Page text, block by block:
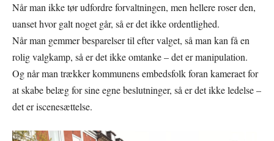
Når man ikke tør udfordre forvaltningen, men hellere roser den,
uanset hvor galt noget går, så er det ikke ordentlighed.
Når man gemmer besparelser til efter valget, så man kan få en
rolig valgkamp, så er det ikke omtanke – det er manipulation.
Og når man trækker kommunens embedsfolk foran kameraet for
at skabe belæg for sine egne beslutninger, så er det ikke ledelse –
det er iscenesættelse.